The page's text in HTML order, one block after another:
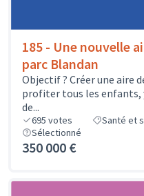
185 - Une nouvelle
parc Blandan
Objectif ? Créer une aire
profiter tous les enfants,
de...
695 votes Santé et
Sélectionné
350 000 €